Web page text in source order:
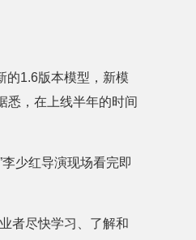
的1.6版本模型，新模
悉，在上线半年的时间
少红导演现场看完即
者尽快学习、了解和